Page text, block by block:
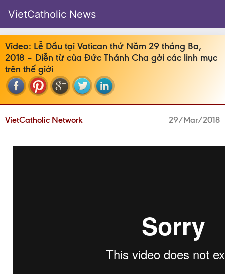
VietCatholic News
Video: Lễ Dầu tại Vatican thứ Năm 29 tháng Ba,
2018 – Diễn từ của Đức Thánh Cha gởi các linh mục
trên thế giới
VietCatholic Network 29/Mar/2018